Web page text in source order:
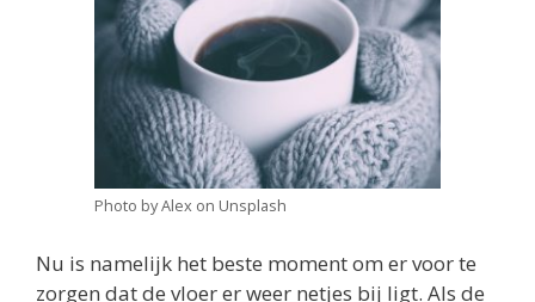
Photo by Alex on Unsplash
Nu is namelijk het beste moment om er voor te
zorgen dat de vloer er weer netjes bij ligt. Als de